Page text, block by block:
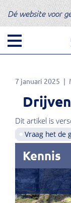
Dé website voor
7 januari 2025
Dit artikel is
Vraag het de
Kennis